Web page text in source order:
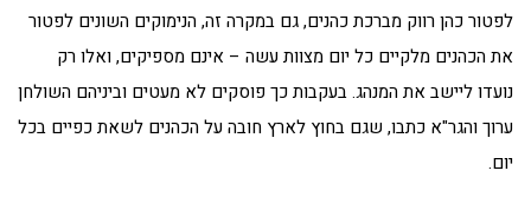
לפטור כהן רווק מברכת כהנים, גם במקרה זה, הנימוקים השונים לפטור
את הכהנים מלקיים כל יום מצוות עשה – אינם מספיקים, ואלו רק
נועדו ליישב את המנהג. בעקבות כך פוסקים לא מעטים וביניהם השולחן
ערוך והגר"א כתבו, שגם בחוץ לארץ חובה על הכהנים לשאת כפיים בכל
יום.